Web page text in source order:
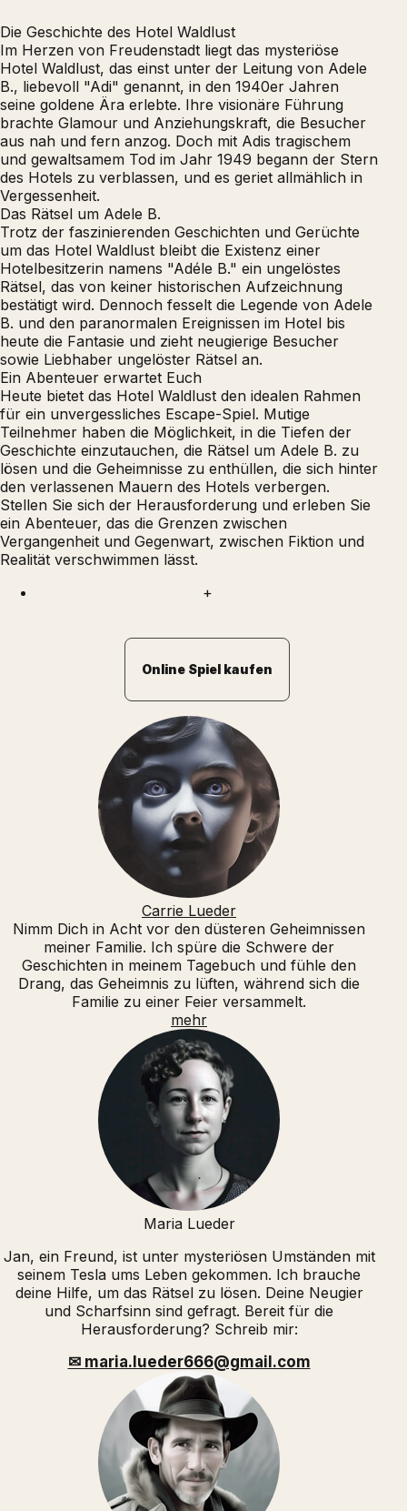
Die Geschichte des Hotel Waldlust
Im Herzen von Freudenstadt liegt das mysteriöse
Hotel Waldlust, das einst unter der Leitung von Adele
B., liebevoll "Adi" genannt, in den 1940er Jahren
seine goldene Ära erlebte. Ihre visionäre Führung
brachte Glamour und Anziehungskraft, die Besucher
aus nah und fern anzog. Doch mit Adis tragischem
und gewaltsamem Tod im Jahr 1949 begann der Stern
des Hotels zu verblassen, und es geriet allmählich in
Vergessenheit.
Das Rätsel um Adele B.
Trotz der faszinierenden Geschichten und Gerüchte
um das Hotel Waldlust bleibt die Existenz einer
Hotelbesitzerin namens "Adéle B." ein ungelöstes
Rätsel, das von keiner historischen Aufzeichnung
bestätigt wird. Dennoch fesselt die Legende von Adele
B. und den paranormalen Ereignissen im Hotel bis
heute die Fantasie und zieht neugierige Besucher
sowie Liebhaber ungelöster Rätsel an.
Ein Abenteuer erwartet Euch
Heute bietet das Hotel Waldlust den idealen Rahmen
für ein unvergessliches Escape-Spiel. Mutige
Teilnehmer haben die Möglichkeit, in die Tiefen der
Geschichte einzutauchen, die Rätsel um Adele B. zu
lösen und die Geheimnisse zu enthüllen, die sich hinter
den verlassenen Mauern des Hotels verbergen.
Stellen Sie sich der Herausforderung und erleben Sie
ein Abenteuer, das die Grenzen zwischen
Vergangenheit und Gegenwart, zwischen Fiktion und
Realität verschwimmen lässt.
+
Online Spiel kaufen
Carrie Lueder
Nimm Dich in Acht vor den düsteren Geheimnissen
meiner Familie. Ich spüre die Schwere der
Geschichten in meinem Tagebuch und fühle den
Drang, das Geheimnis zu lüften, während sich die
Familie zu einer Feier versammelt.
mehr
Maria Lueder
Jan, ein Freund, ist unter mysteriösen Umständen mit
seinem Tesla ums Leben gekommen. Ich brauche
deine Hilfe, um das Rätsel zu lösen. Deine Neugier
und Scharfsinn sind gefragt. Bereit für die
Herausforderung? Schreib mir:
✉ maria.lueder666@gmail.com